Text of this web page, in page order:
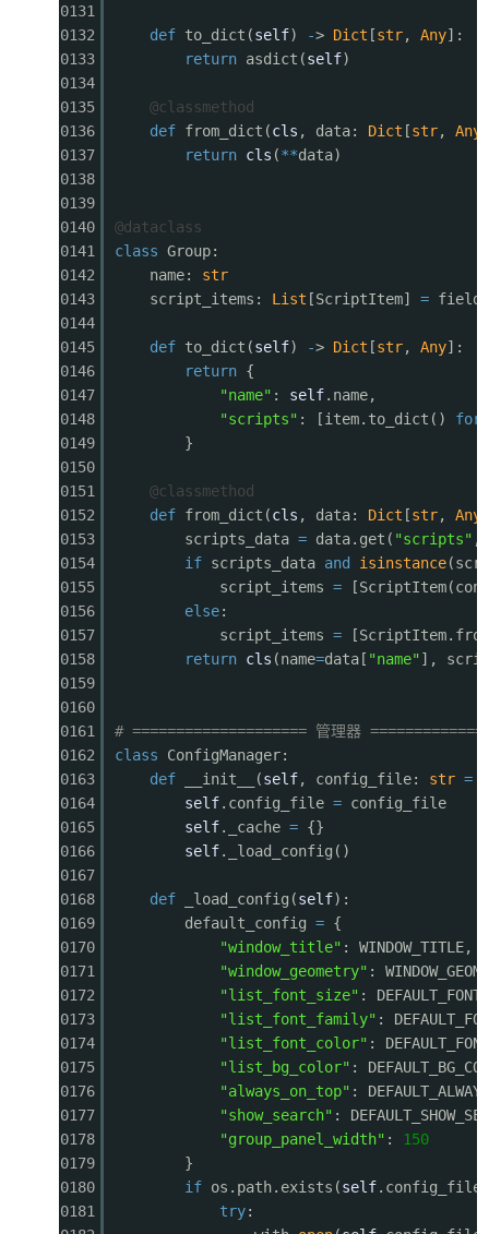
0131
0132
0133
0134
0135
0136
0137
0138
0139
0140
0141
0142
0143
0144
0145
0146
0147
0148
0149
0150
0151
0152
0153
0154
0155
0156
0157
0158
0159
0160
0161
0162
0163
0164
0165
0166
0167
0168
0169
0170
0171
0172
0173
0174
0175
0176
0177
0178
0179
0180
0181
def to_dict(self) -> Dict [str, Any]:
return asdict(self)
@classmethod
def from_dict(cls , data: Dict [str, Any
return cls (**data)
@dataclass
class Group:
name: str
script_items: List [ScriptItem] =
def to_dict(self) -> Dict [str, Any]:
return {
"name" : self.name,
"scripts" : [item.to_dict() for
}
@classmethod
def from_dict(cls , data: Dict [str, Any
scripts_data = data.get( "scripts" ,
if scripts_data and isinstance
script_items =
else:
script_items =
return cls (name=data[ "name"],
# ==================== 管理器
class
ConfigManager:
def
__init__(self, config_file: str =
self.config_file = config_file
self._cache = {}
self._load_config()
def _load_config(self):
default_config = {
"window_title" : WINDOW_TITLE,
"window_geometry" :
"list_font_size" :
"list_font_family" :
"list_font_color" :
"list_bg_color" :
"always_on_top" :
"show_search" :
"group_panel_width" : 150
}
if os.path.exists(self
try: